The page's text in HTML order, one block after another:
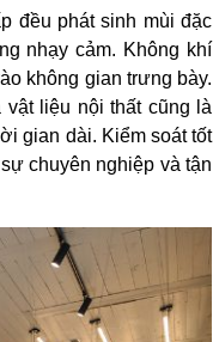
đều phát sinh mùi đặc
nhạy cảm. Không khí
không gian trưng bày.
liệu nội thất cũng là
gian dài. Kiểm soát tốt
chuyên nghiệp và tận